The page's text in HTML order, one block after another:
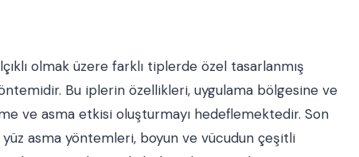
olmak üzere farklı tiplerde özel tasarlanmış
Bu iplerin özellikleri, uygulama bölgesine ve
ve asma etkisi oluşturmayı hedeflemektedir. Son
asma yöntemleri, boyun ve vücudun çeşitli